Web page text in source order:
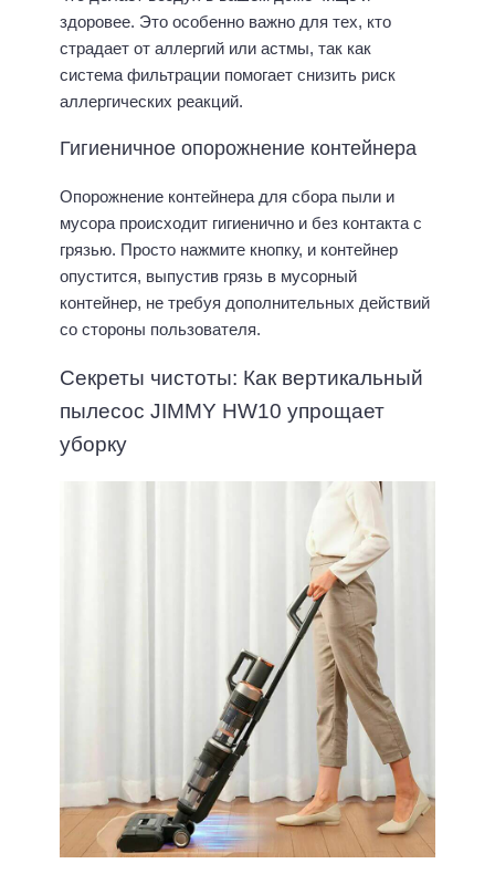
здоровее. Это особенно важно для тех, кто
страдает от аллергий или астмы, так как
система фильтрации помогает снизить риск
аллергических реакций.
Гигиеничное опорожнение контейнера
Опорожнение контейнера для сбора пыли и
мусора происходит гигиенично и без контакта с
грязью. Просто нажмите кнопку, и контейнер
опустится, выпустив грязь в мусорный
контейнер, не требуя дополнительных действий
со стороны пользователя.
Секреты чистоты: Как вертикальный
пылесос JIMMY HW10 упрощает
уборку